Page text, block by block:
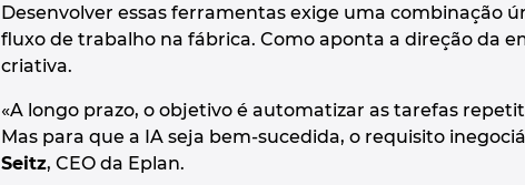
Desenvolver essas ferramentas exige uma combinação
fluxo de trabalho na fábrica. Como aponta a direção da
criativa.
«A longo prazo, o objetivo é automatizar as tarefas
Mas para que a IA seja bem-sucedida, o requisito
Seitz, CEO da Eplan.